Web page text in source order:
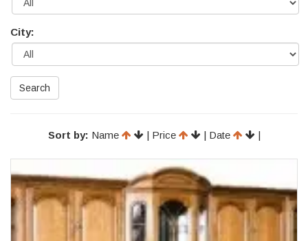
City:
Search
Sort by: Name | Price | Date |